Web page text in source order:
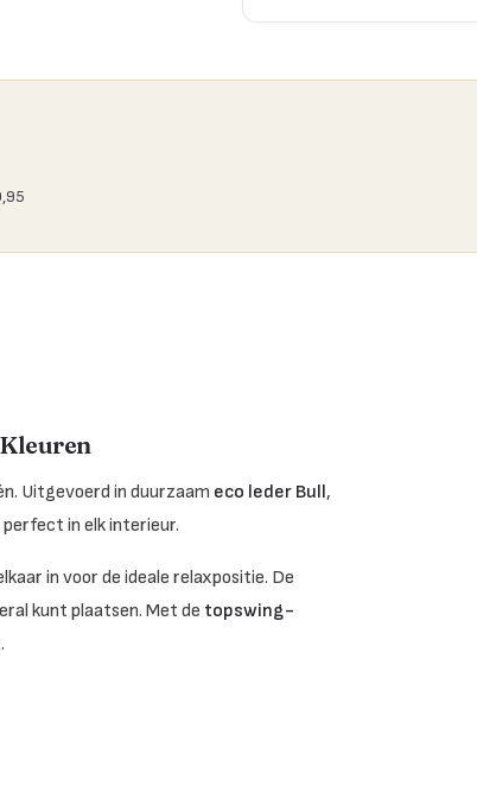
Uitgevoerd in duurzaam eco leder Bull,
in elk interieur.
in voor de ideale relaxpositie. De
kunt plaatsen. Met de topswing-